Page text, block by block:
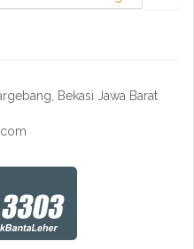
Bekasi Jawa Barat